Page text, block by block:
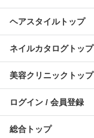
ヘアスタイルトップ
ネイルカタログトップ
美容クリニックトップ
ログイン / 会員登録
総合トップ